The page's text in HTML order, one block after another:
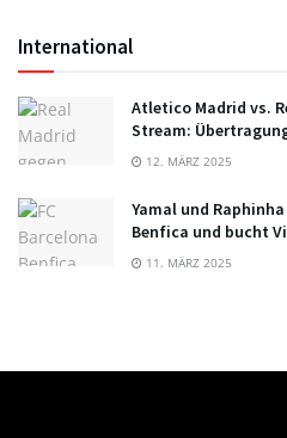
International
Atletico Madrid vs.
Stream:
12. MÄRZ 2025
Yamal und
Benfica und bucht
11. MÄRZ 2025